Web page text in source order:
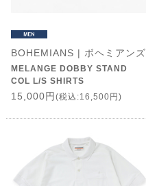
BOHEMIANS | ボヘミアンズ
MELANGE DOBBY STAND
COL L/S SHIRTS
15,000円 (税込:16,500円)